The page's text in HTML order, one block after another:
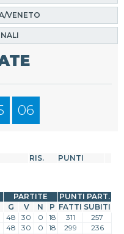
VENETO
06
RIS. PUNTI
PARTITE
PUNTI PART.
G V N P FATTI SUBITI
48 30 0 18 311
257
48 30 0 18 299
236